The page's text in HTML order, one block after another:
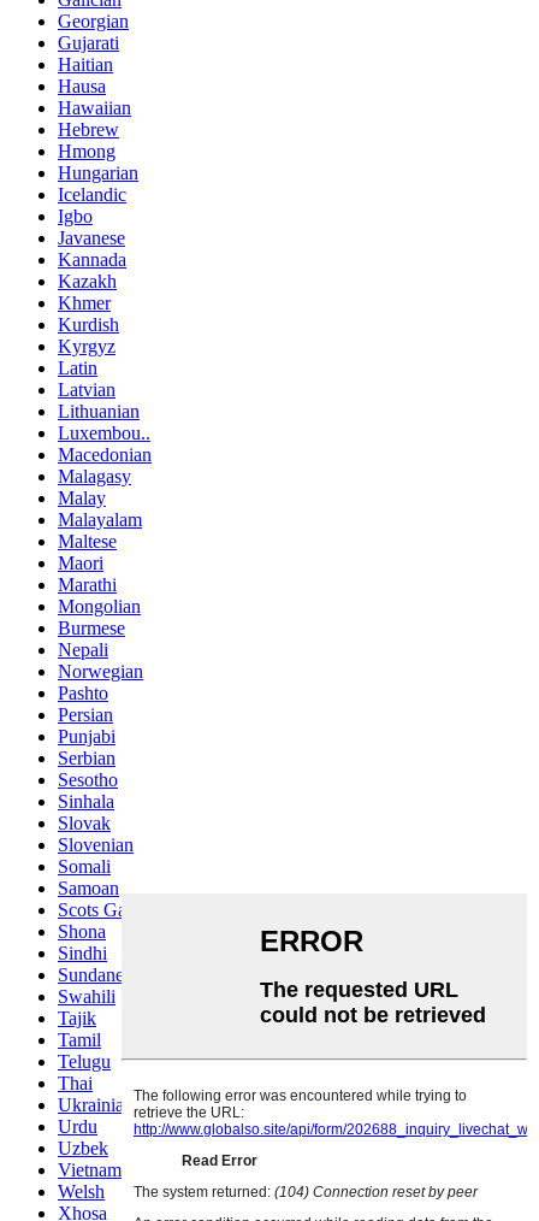
Georgian
Gujarati
Haitian
Hausa
Hawaiian
Hebrew
Hmong
Hungarian
Icelandic
Igbo
Javanese
Kannada
Kazakh
Khmer
Kurdish
Kyrgyz
Latin
Latvian
Lithuanian
Luxembou..
Macedonian
Malagasy
Malay
Malayalam
Maltese
Maori
Marathi
Mongolian
Burmese
Nepali
Norwegian
Pashto
Persian
Punjabi
Serbian
Sesotho
Sinhala
Slovak
Slovenian
Somali
Samoan
Scots Gaelic
Shona
Sindhi
Sundanese
Swahili
Tajik
Tamil
Telugu
Thai
Ukrainian
Urdu
Uzbek
Vietnamese
Welsh
Xhosa